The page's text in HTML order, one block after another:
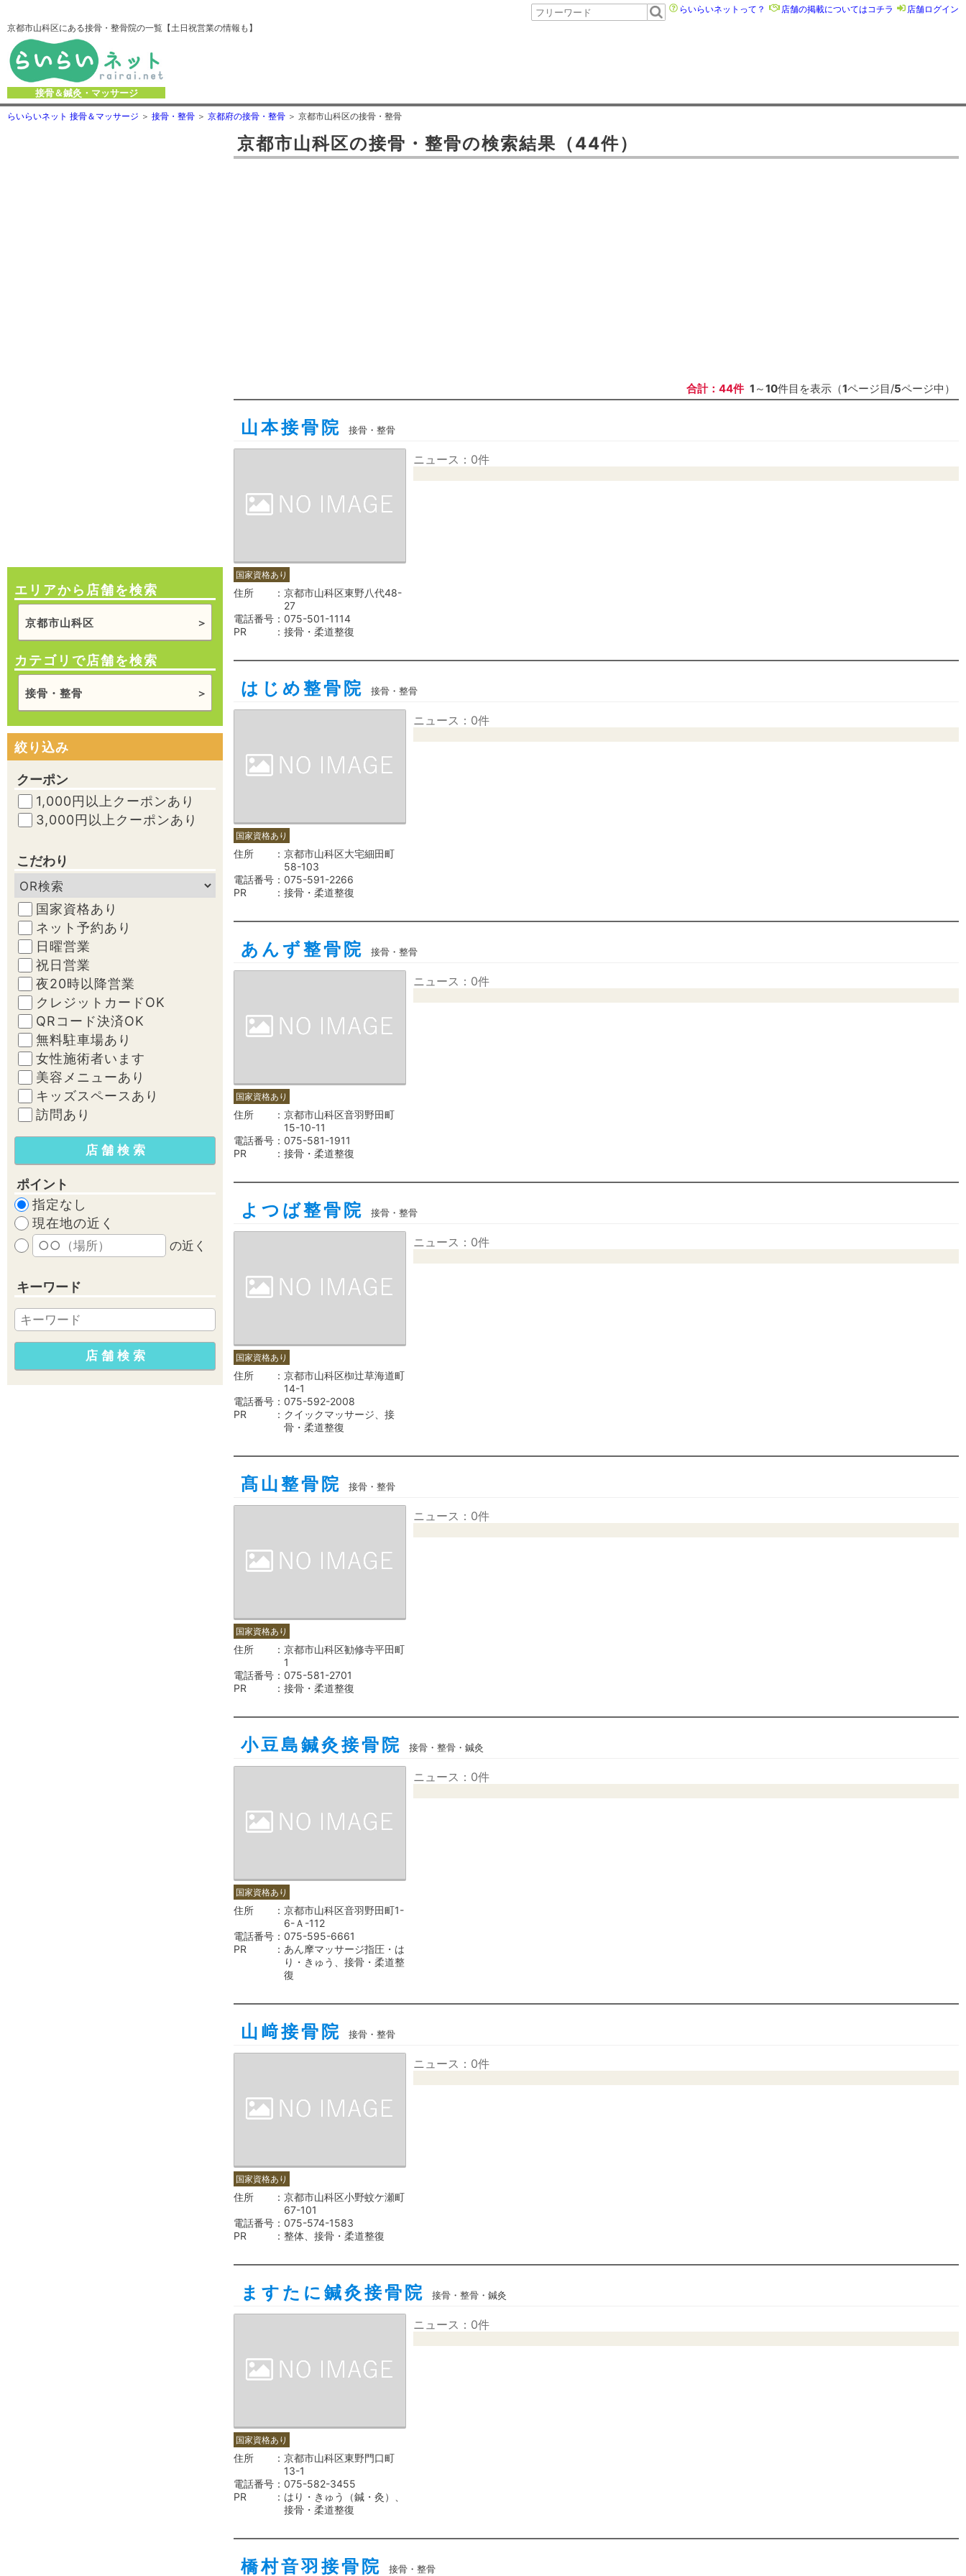
京都市山科区にある接骨・整骨院の一覧【土日祝営業の情報も】
接骨＆鍼灸・マッサージ
らいらいネットって？ 店舗の掲載についてはコチラ 店舗ログイン
らいらいネット 接骨＆マッサージ 接骨・整骨 京都府の接骨・整骨 京都市山科区の接骨・整骨
エリアから店舗を検索
京都市山科区
カテゴリで店舗を検索
接骨・整骨
絞り込み
クーポン
1,000円以上クーポンあり
3,000円以上クーポンあり
こだわり
国家資格あり
ネット予約あり
日曜営業
祝日営業
夜20時以降営業
クレジットカードOK
QRコード決済OK
無料駐車場あり
女性施術者います
美容メニューあり
キッズスペースあり
訪問あり
ポイント
指定なし
現在地の近く
の近く
キーワード
京都市山科区の接骨・整骨の検索結果 （44件）
合計：44件 1 ～10件目を表示（1ページ目/5ページ中）
山本接骨院 接骨・整骨
国家資格あり
住所
京都市山科区東野八代48-
27
電話番号
075-501-1114
PR
接骨・柔道整復
ニュース：0件
はじめ整骨院 接骨・整骨
国家資格あり
住所
京都市山科区大宅細田町
58-103
電話番号
075-591-2266
PR
接骨・柔道整復
ニュース：0件
あんず整骨院 接骨・整骨
国家資格あり
住所
京都市山科区音羽野田町
15-10-11
電話番号
075-581-1911
PR
接骨・柔道整復
ニュース：0件
よつば整骨院 接骨・整骨
国家資格あり
住所
京都市山科区椥辻草海道町
14-1
電話番号
075-592-2008
PR
クイックマッサージ、接
骨・柔道整復
ニュース：0件
髙山整骨院 接骨・整骨
国家資格あり
住所
京都市山科区勧修寺平田町
1
電話番号
075-581-2701
PR
接骨・柔道整復
ニュース：0件
小豆島鍼灸接骨院 接骨・整骨・鍼灸
国家資格あり
住所
京都市山科区音羽野田町1-
6-Ａ-112
電話番号
075-595-6661
PR
あん摩マッサージ指圧・は
り・きゅう、接骨・柔道整
復
ニュース：0件
山﨑接骨院 接骨・整骨
国家資格あり
住所
京都市山科区小野蚊ケ瀬町
67-101
電話番号
075-574-1583
PR
整体、接骨・柔道整復
ニュース：0件
ますたに鍼灸接骨院 接骨・整骨・鍼灸
国家資格あり
住所
京都市山科区東野門口町
13-1
電話番号
075-582-3455
PR
はり・きゅう（鍼・灸）、
接骨・柔道整復
ニュース：0件
橋村音羽接骨院 接骨・整骨